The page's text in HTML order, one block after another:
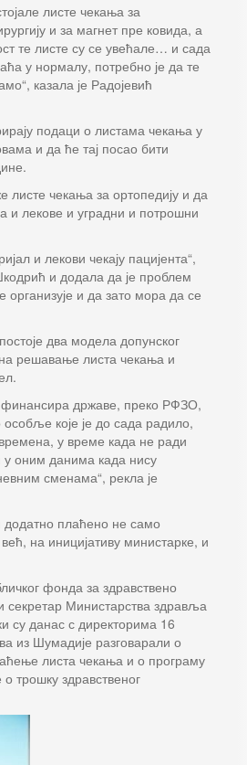
листе чекања за
и за магнет пре ковида, а
те листе су се увећале… и сада
у нормалу, потребно је да те
казала је Радојевић
подаци о листама чекања у
и да ће тај посао бити
листе чекања за ортопедију и да
и лекове и уградни и потрошни
и лекови чекају пацијента“,
и додала да је проблем
организује и да зато мора да се
два модела допунског
решавање листа чекања и
финансира државе, преко РФЗО,
које је до сада радило,
у време када не ради
у оним данима када нису
сменама“, рекла је
додатно плаћено не само
на иницијативу министарке, и
фонда за здравствено
секретар Министарства здравља
су данас с директорима 16
из Шумадије разговарали о
листа чекања и о програму
трошку здравственог